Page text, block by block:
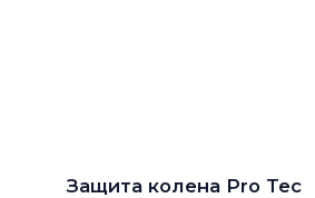
Защита колена Pro Tec